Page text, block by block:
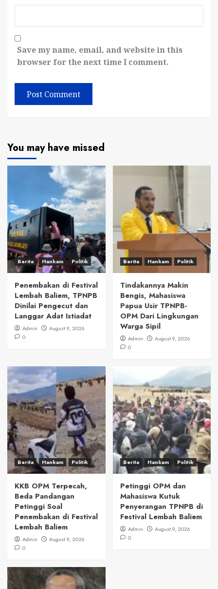
Save my name, email, and website in this
browser for the next time I comment.
You may have missed
Berita Hankam Politik
Penembakan di Festival
Lembah Baliem, TPNPB
Dinilai Pengecut dan
Langgar Adat Istiadat
Admin
August 9, 2026
0
Berita Hankam Politik
Tindakannya Makin
Bengis, Mahasiswa
Papua Usir TPNPB-
OPM Dari Lingkungan
Warga Sipil
Admin
August 9, 2026
0
Berita Hankam Politik
KKB OPM Terpecah,
Beda Pandangan
Petinggi Soal
Penembakan di Festival
Lembah Baliem
Admin
August 9, 2026
0
Berita Hankam Politik
Petinggi OPM dan
Mahasiswa Kutuk
Penyerangan TPNPB di
Festival Lembah Baliem
Admin
August 9, 2026
0